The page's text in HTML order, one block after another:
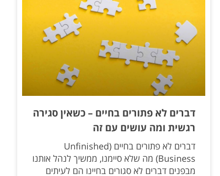
דברים לא פתורים בחיים – כשאין סגירה
רגשית ומה עושים עם זה
דברים לא פתורים בחיים (Unfinished
Business) מה שלא סיימנו, ממשיך לנהל אותנו
מבפנים דברים לא סגורים בחיינו הם לעיתים